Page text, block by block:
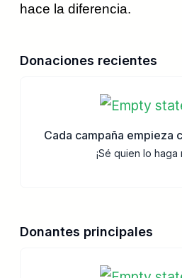
hace la diferencia.
Donaciones recientes
Cada campaña empieza
¡Sé quien lo haga
Donantes principales